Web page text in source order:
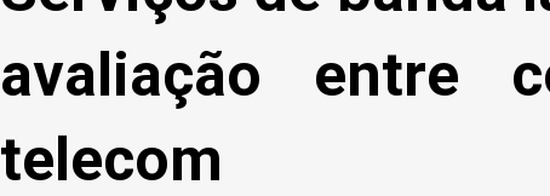
avaliação entre
telecom